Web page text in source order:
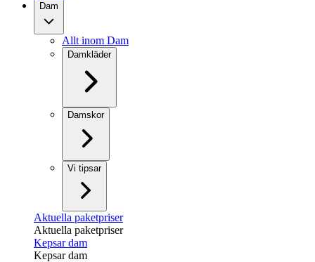
Dam
Allt inom Dam
Damkläder
Damskor
Vi tipsar
Aktuella paketpriser
Aktuella paketpriser
Kepsar dam
Kepsar dam